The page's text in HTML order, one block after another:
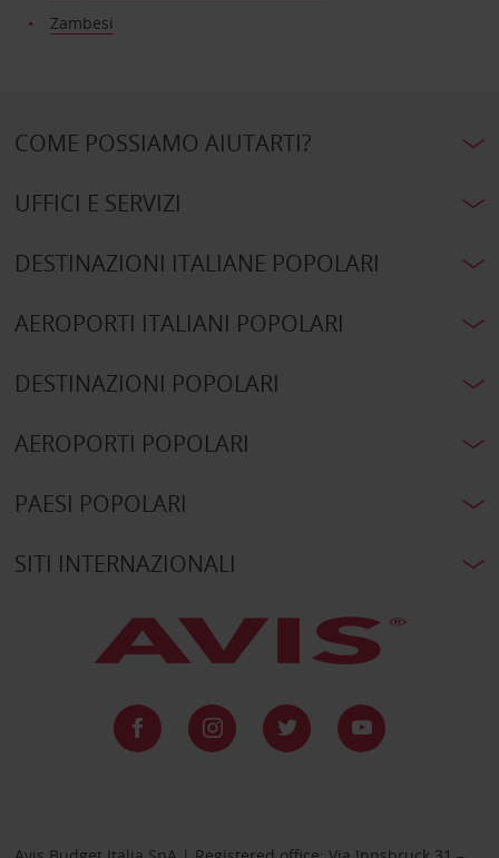
Zambesi
COME POSSIAMO AIUTARTI?
UFFICI E SERVIZI
DESTINAZIONI ITALIANE POPOLARI
AEROPORTI ITALIANI POPOLARI
DESTINAZIONI POPOLARI
AEROPORTI POPOLARI
PAESI POPOLARI
SITI INTERNAZIONALI